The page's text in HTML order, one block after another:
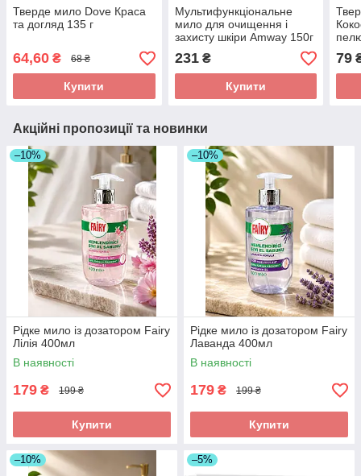
Тверде мило Dove Краса
та догляд 135 г
64,60 ₴ 68 ₴
Купити
Мультифункціональне
мило для очищення і
захисту шкіри Amway 150г
231₴
Купити
79
Акційні пропозиції та новинки
–10%
Рідке мило із дозатором Fairy
Лілія 400мл
В наявності
179 ₴ 199 ₴
Купити
–10%
Рідке мило із дозатором Fairy
Лаванда 400мл
В наявності
179 ₴ 199 ₴
Купити
–10% –5%